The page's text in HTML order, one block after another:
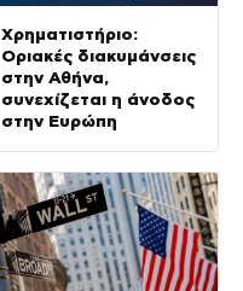
Χρηματιστήριο:
Οριακές διακυμάνσεις
στην Αθήνα,
συνεχίζεται η άνοδος
στην Ευρώπη